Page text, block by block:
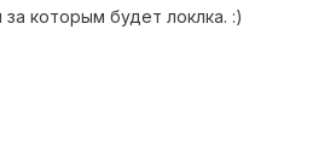
которым будет локлка. :)